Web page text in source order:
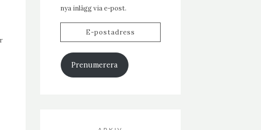
nya inlägg via e-post.
postadress
Prenumerera